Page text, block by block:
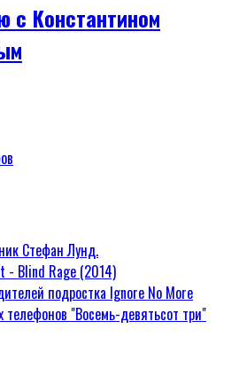
с Константином
Стефан Лунд.
- Blind Rage (2014)
подростка Ignore No More
"Восемь-девятьсот три"